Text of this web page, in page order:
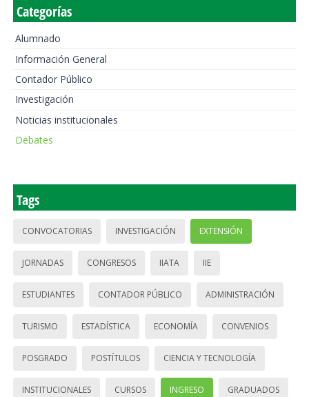
Categorías
Alumnado
Información General
Contador Público
Investigación
Noticias institucionales
Debates
Tags
CONVOCATORIAS INVESTIGACIÓN EXTENSIÓN
JORNADAS CONGRESOS IIATA IIE
ESTUDIANTES CONTADOR PÚBLICO ADMINISTRACIÓN
TURISMO ESTADÍSTICA ECONOMÍA CONVENIOS
POSGRADO POSTÍTULOS CIENCIA Y TECNOLOGÍA
INSTITUCIONALES CURSOS INGRESO GRADUADOS